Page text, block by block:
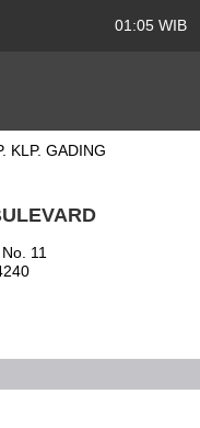
01:05 WIB
KLP. GADING
11